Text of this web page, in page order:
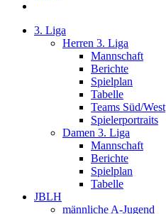
3. Liga
Herren 3. Liga
Mannschaft
Berichte
Spielplan
Tabelle
Teams Süd/West
Spielerportraits
Damen 3. Liga
Mannschaft
Berichte
Spielplan
Tabelle
JBLH
männliche A-Jugend